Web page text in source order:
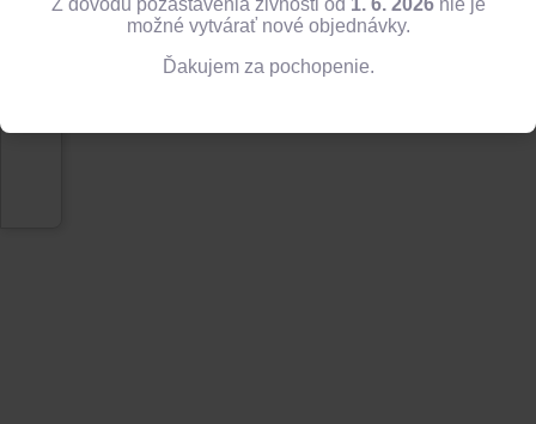
Z dôvodu pozastavenia živnosti od 1. 6. 2026nie je
možné vytvárať nové objednávky.
Ďakujem za pochopenie.